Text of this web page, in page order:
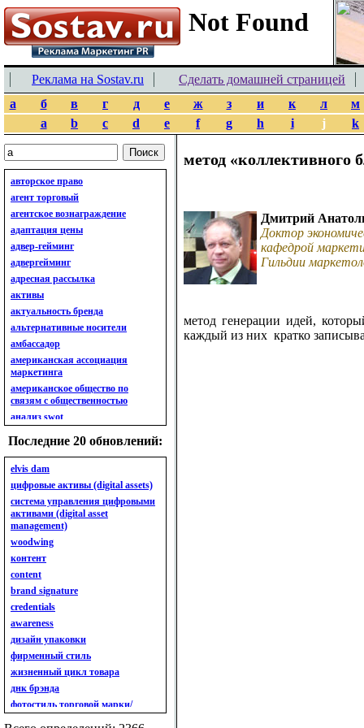
Реклама на Sostav.ru
Сделать домашней страницей
а
б в г д е ж з и к л
м
a
b c d e f g h i j k
авторское право
агент торговый
агентское вознаграждение
адаптация цены
адвер-гейминг
адвергейминг
адресная рассылка
активы
актуальность бренда
альтернативные носители
амбассадор
американская ассоциация
маркетинга
американское общество по
связям с общественностью
анализ swot
анализ бизнес-портфеля
анализ имиджа
анализ кластерный
анализ конкурентов
анализ кросс-культурных
особенностей
анализ мак кинси «7s»
анализ макросистемы
анализ маркетинговый
анализ рынка
анализ ситуационный
анализ экспертный
индивидуальный
анкета
ассортимент
ассортимент товарный.
планирование товарного
ассортимента
ассортимент. глубина
Последние 20 обновлений:
elvis dam
цифровые активы (digital assets)
система управления цифровыми
активами (digital asset
management)
woodwing
контент
content
brand signature
credentials
awareness
дизайн упаковки
фирменный стиль
жизненный цикл товара
днк брэнда
фотостиль торговой марки/
линейки продукции
метод «коллективного
Дмитрий
Доктор
кафедрой
Гильдии
метод генерации идей,
каждый из них кратко